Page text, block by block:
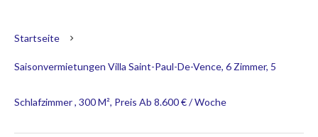
Startseite
Saisonvermietungen Villa Saint-Paul-De-Vence, 6 Zimmer, 5
Schlafzimmer , 300 M², Preis Ab 8.600 € / Woche